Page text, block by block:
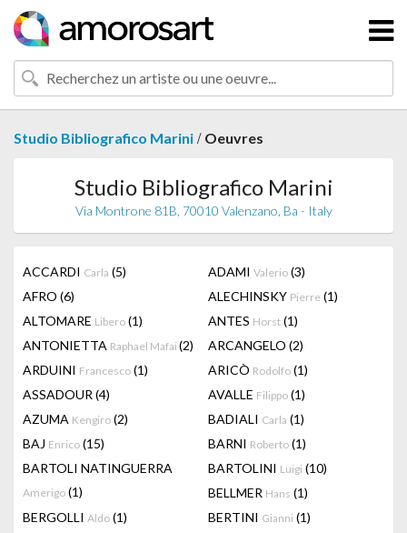
Studio Bibliografico Marini / Oeuvres
Studio Bibliografico Marini
Via Montrone 81B, 70010 Valenzano, Ba - Italy
ACCARDI Carla (5) ADAMI Valerio (3)
AFRO (6) ALECHINSKY Pierre (1)
ALTOMARE Libero (1) ANTES Horst (1)
ANTONIETTA Raphael Mafai (2) ARCANGELO (2)
ARDUINI Francesco (1) ARICÒ Rodolfo (1)
ASSADOUR (4) AVALLE Filippo (1)
AZUMA Kengiro (2) BADIALI Carla (1)
BAJ Enrico (15) BARNI Roberto (1)
BARTOLI NATINGUERRA
Amerigo (1)
BARTOLINI Luigi (10)
BELLMER Hans (1)
BERGOLLI Aldo (1) BERTINI Gianni (1)